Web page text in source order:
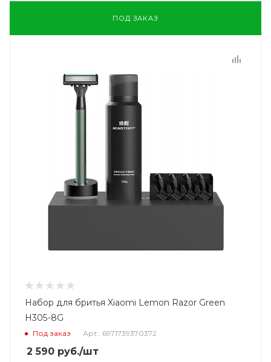
ПОД ЗАКАЗ
Набор для бритья Xiaomi Lemon Razor Green
H305-8G
Под заказ Арт.: 6971739370372
2 590 руб./шт